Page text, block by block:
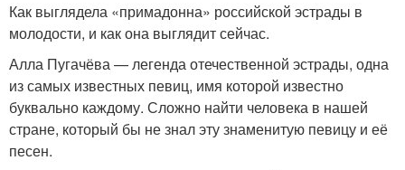
Как выглядела «примадонна» российской эстрады в
молодости, и как она выглядит сейчас.
Алла Пугачёва — легенда отечественной эстрады, одна
из самых известных певиц, имя которой известно
буквально каждому. Сложно найти человека в нашей
стране, который бы не знал эту знаменитую певицу и её
песен.